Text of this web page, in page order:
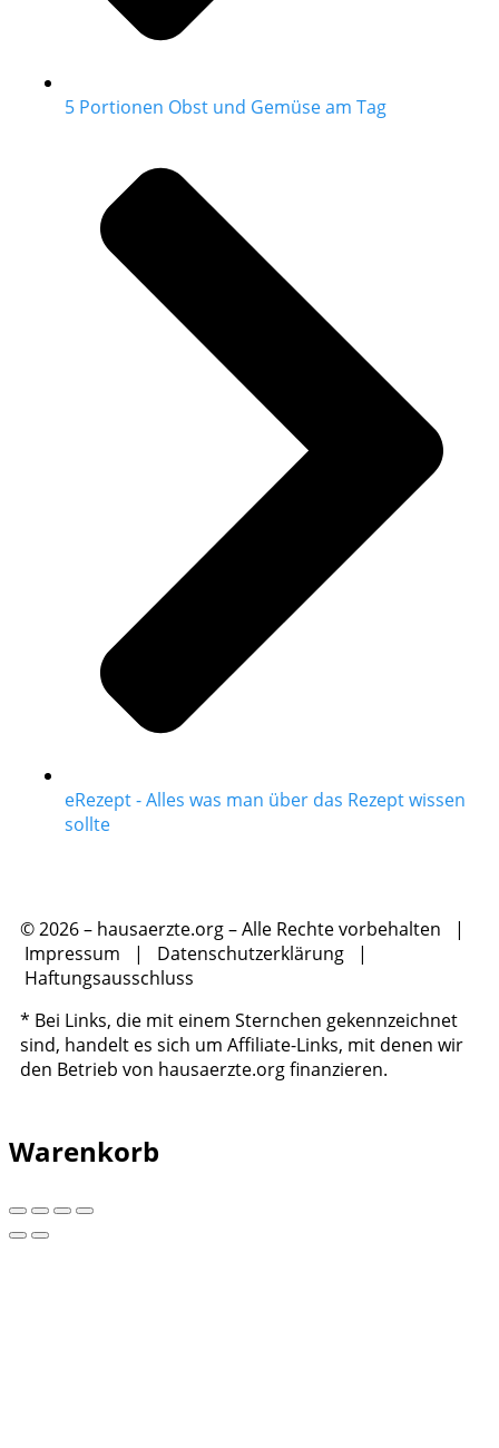
5 Portionen Obst und Gemüse am Tag
eRezept - Alles was man über das Rezept wissen
sollte
© 2026 – hausaerzte.org – Alle Rechte vorbehalten |
Impressum | Datenschutzerklärung |
Haftungsausschluss
* Bei Links, die mit einem Sternchen gekennzeichnet
sind, handelt es sich um Affiliate-Links, mit denen wir
den Betrieb von hausaerzte.org finanzieren.
Warenkorb